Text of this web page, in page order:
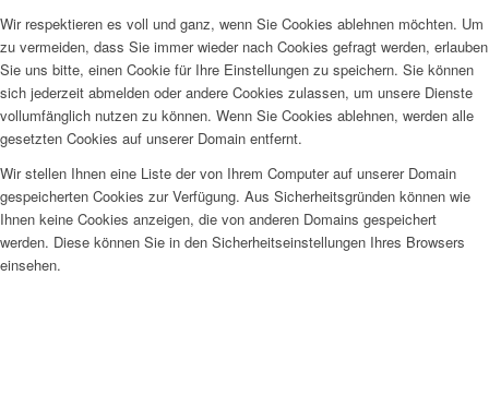
Wir respektieren es voll und ganz, wenn Sie Cookies ablehnen möchten. Um
zu vermeiden, dass Sie immer wieder nach Cookies gefragt werden, erlauben
Sie uns bitte, einen Cookie für Ihre Einstellungen zu speichern. Sie können
sich jederzeit abmelden oder andere Cookies zulassen, um unsere Dienste
vollumfänglich nutzen zu können. Wenn Sie Cookies ablehnen, werden alle
gesetzten Cookies auf unserer Domain entfernt.
Wir stellen Ihnen eine Liste der von Ihrem Computer auf unserer Domain
gespeicherten Cookies zur Verfügung. Aus Sicherheitsgründen können wie
Ihnen keine Cookies anzeigen, die von anderen Domains gespeichert
werden. Diese können Sie in den Sicherheitseinstellungen Ihres Browsers
einsehen.